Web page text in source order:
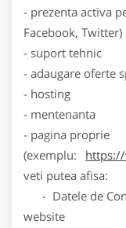
- prezenta activa
Facebook, Twitter)
- suport tehnic
- adaugare oferte
- hosting
- mentenanta
- pagina proprie
(exemplu:
veti putea afisa:
- Datele de
website